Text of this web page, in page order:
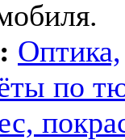
Оптика,
по